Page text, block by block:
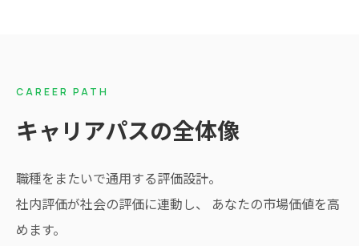
CAREER PATH
キャリアパスの全体像
職種をまたいで通用する評価設計。
社内評価が社会の評価に連動し、 あなたの市場価値を高
めます。